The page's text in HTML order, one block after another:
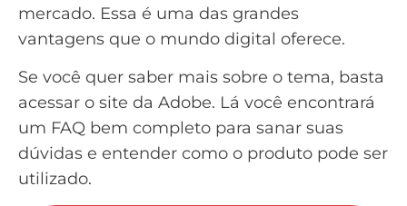
mercado. Essa é uma das grandes
vantagens que o mundo digital oferece.
Se você quer saber mais sobre o tema, basta
acessar o site da Adobe. Lá você encontrará
um FAQ bem completo para sanar suas
dúvidas e entender como o produto pode ser
utilizado.